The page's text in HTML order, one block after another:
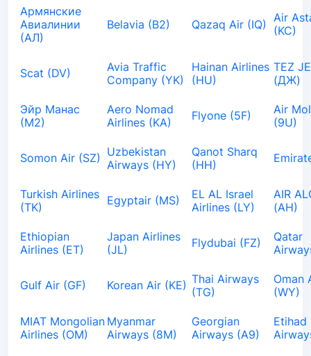
Армянские
Авиалинии
(АЛ)
Belavia (B2) Qazaq Air (IQ) Air
(KC)
Scat (DV)
Avia Traffic
Company (YK)
Hainan Airlines
(HU)
TEZ
(ДЖ)
Эйр Манас
(М2)
Aero Nomad
Airlines (KA)
Flyone (5F)
Air
(9U)
Somon Air (SZ) Uzbekistan
Airways (HY)
Qanot Sharq
(HH)
Turkish Airlines
(TK)
Egyptair (MS)
EL AL Israel
Airlines (LY)
AIR
(AH)
Ethiopian
Airlines (ET)
Japan Airlines
(JL)
Flydubai (FZ)
Qatar
Gulf Air (GF) Korean Air (KE) Thai Airways
(TG)
Oman
(WY)
MIAT Mongolian
Airlines (OM)
Myanmar
Airways (8M)
Georgian
Airways (A9)
Etihad